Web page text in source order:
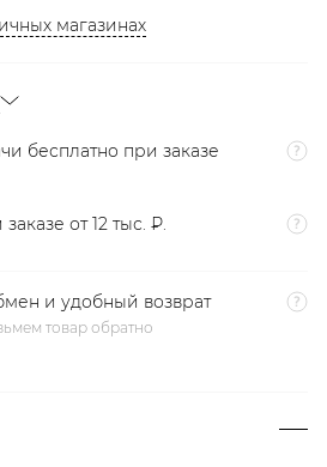
магазинах
бесплатно при заказе
от 12 тыс. ₽.
и удобный возврат
товар обратно